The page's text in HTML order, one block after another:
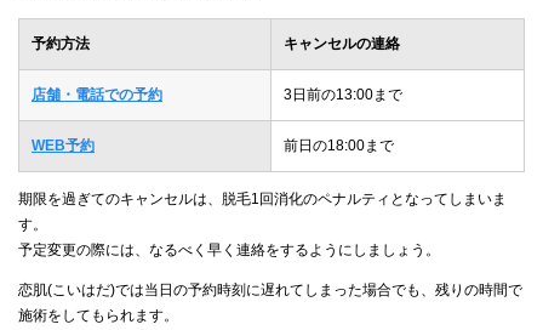
予約方法 キャンセルの連絡
店舗・電話での予約 3日前の13:00まで
WEB予約 前日の18:00まで
期限を過ぎてのキャンセルは、脱毛1回消化のペナルティとなってしまいま
す。
予定変更の際には、なるべく早く連絡をするようにしましょう。
恋肌(こいはだ)では当日の予約時刻に遅れてしまった場合でも、残りの時間で
施術をしてもられます。